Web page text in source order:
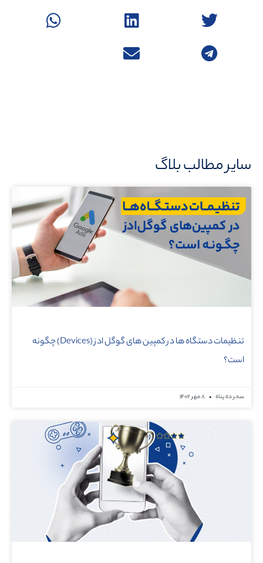
سایر مطالب بلاگ
تنظیمات دستگاه ها در کمپین های گوگل ادز (Devices) چگونه
است؟
سحر ده پناه